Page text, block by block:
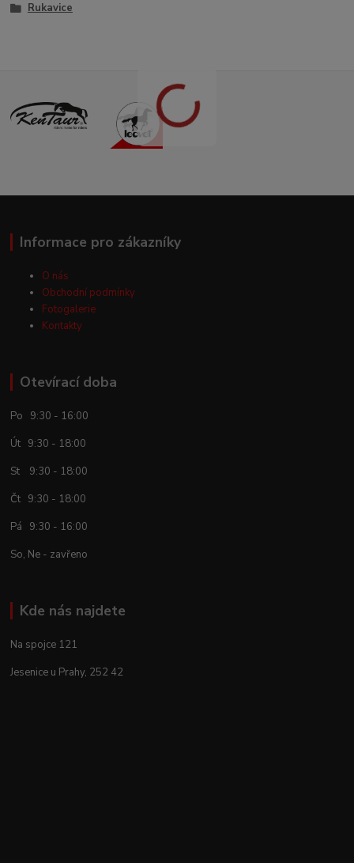
Rukavice
Informace pro zákazníky
O nás
Obchodní podmínky
Fotogalerie
Kontakty
Otevírací doba
Po 9:30 - 16:00
Út 9:30 - 18:00
St 9:30 - 18:00
Čt 9:30 - 18:00
Pá 9:30 - 16:00
So, Ne - zavřeno
Kde nás najdete
Na spojce 121
Jesenice u Prahy, 252 42